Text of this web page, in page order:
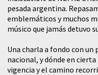
pesada argentina.
emblemáticos y muchos
músico que jamás detuvo
​Una charla a fondo con
nacional, y dónde en
vigencia y el camino